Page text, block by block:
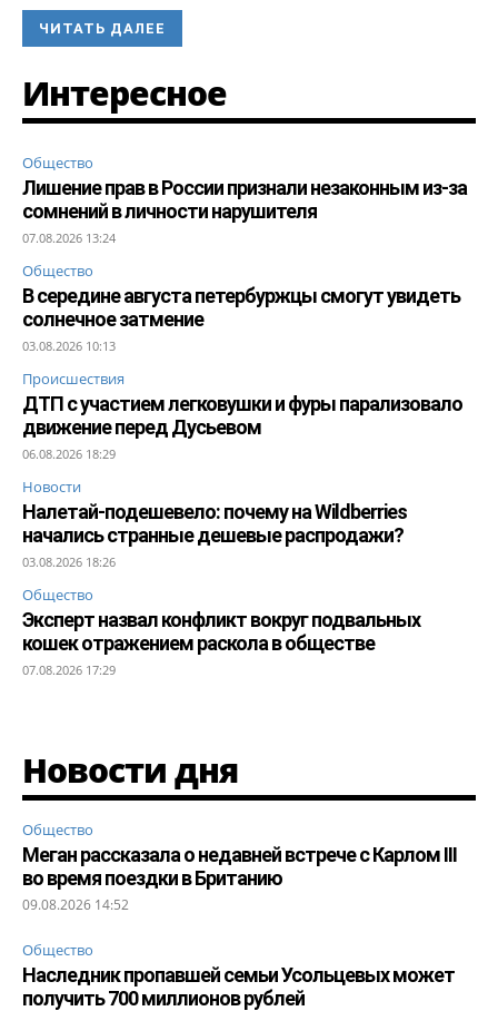
ЧИТАТЬ ДАЛЕЕ
Интересное
Общество
Лишение прав в России признали незаконным из-за
сомнений в личности нарушителя
07.08.2026 13:24
Общество
В середине августа петербуржцы смогут увидеть
солнечное затмение
03.08.2026 10:13
Происшествия
ДТП с участием легковушки и фуры парализовало
движение перед Дусьевом
06.08.2026 18:29
Новости
Налетай-подешевело: почему на Wildberries
начались странные дешевые распродажи?
03.08.2026 18:26
Общество
Эксперт назвал конфликт вокруг подвальных
кошек отражением раскола в обществе
07.08.2026 17:29
Новости дня
Общество
Меган рассказала о недавней встрече с Карлом III
во время поездки в Британию
09.08.2026 14:52
Общество
Наследник пропавшей семьи Усольцевых может
получить 700 миллионов рублей